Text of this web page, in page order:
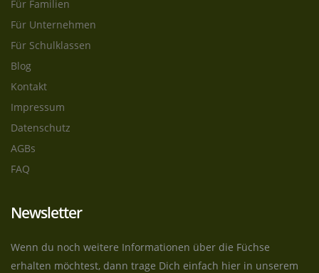
Für Familien
Für Unternehmen
Für Schulklassen
Blog
Kontakt
Impressum
Datenschutz
AGBs
FAQ
Newsletter
Wenn du noch weitere Informationen über die Füchse
erhalten möchtest, dann trage Dich einfach hier in unserem